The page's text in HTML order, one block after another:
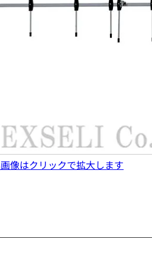
像はクリックで拡大します